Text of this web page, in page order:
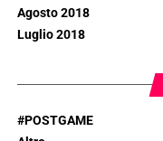
Agosto 2018
Luglio 2018
#POSTGAME